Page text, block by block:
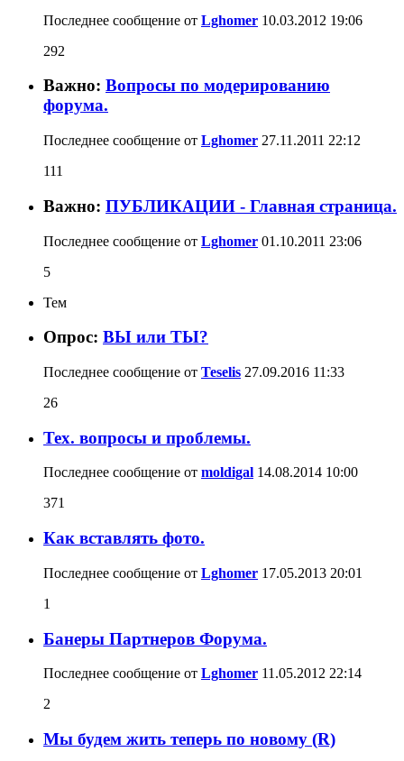
Последнее сообщение от Lghomer 10.03.2012 19:06
292
Важно: Вопросы по модерированию
форума.
Последнее сообщение от Lghomer 27.11.2011 22:12
111
Важно: ПУБЛИКАЦИИ - Главная страница.
Последнее сообщение от Lghomer 01.10.2011 23:06
5
Тем
Опрос: ВЫ или ТЫ?
Последнее сообщение от Teselis 27.09.2016 11:33
26
Тех. вопросы и проблемы.
Последнее сообщение от moldigal 14.08.2014 10:00
371
Как вставлять фото.
Последнее сообщение от Lghomer 17.05.2013 20:01
1
Банеры Партнеров Форума.
Последнее сообщение от Lghomer 11.05.2012 22:14
2
Мы будем жить теперь по новому (R)